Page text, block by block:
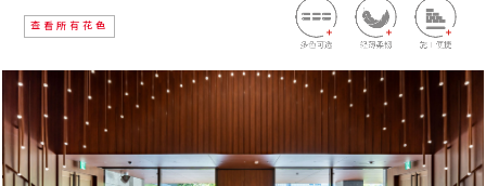
查看所有花色